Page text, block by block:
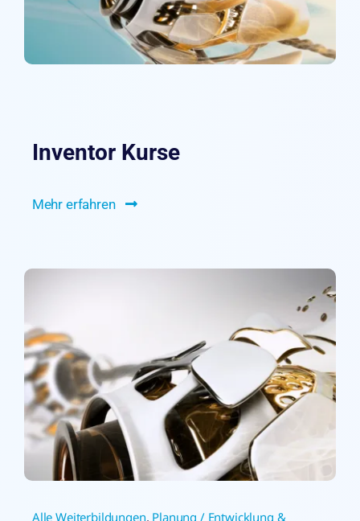
Inventor Kurse
Mehr erfahren
Alle Weiterbildungen, Planung / Entwicklung &